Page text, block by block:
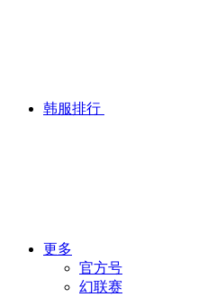
韩服排行
更多
官方号
幻联赛